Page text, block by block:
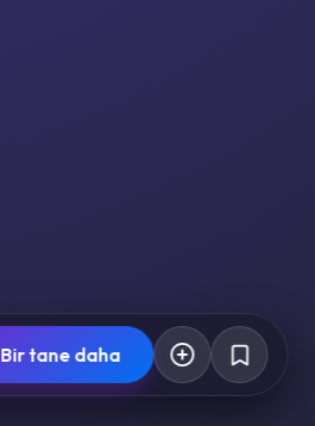
Bir tane daha